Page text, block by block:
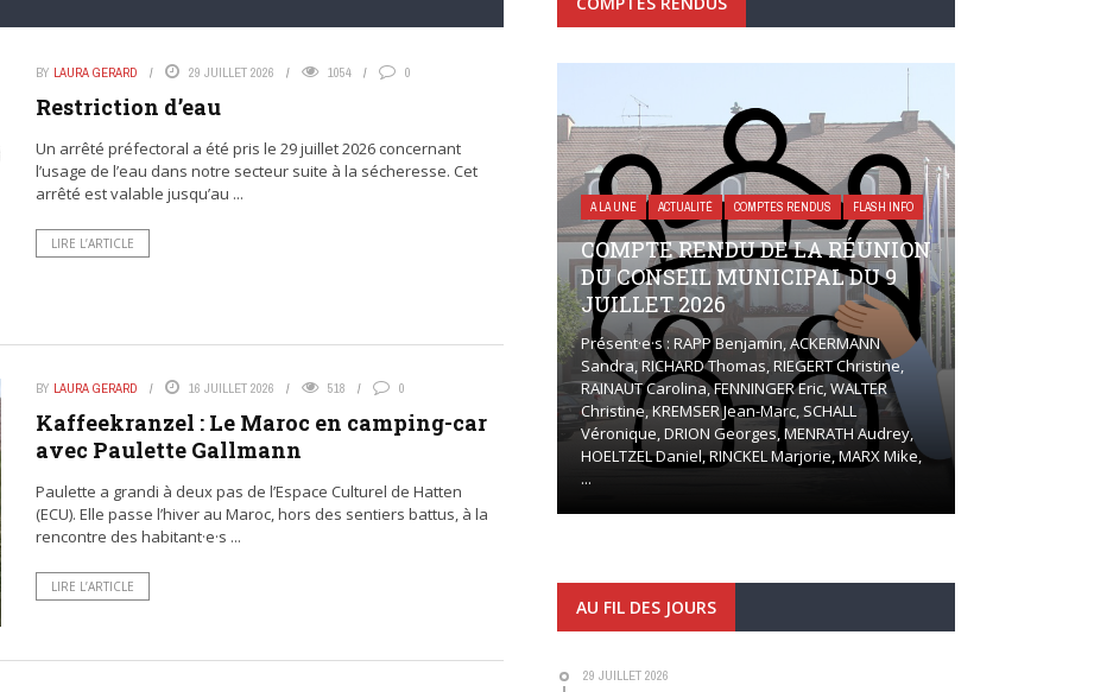
BY LAURA GERARD 29 JUILLET 2026 1054 0
Restriction d’eau
Un arrêté préfectoral a été pris le 29 juillet 2026 concernant
l’usage de l’eau dans notre secteur suite à la sécheresse. Cet
arrêté est valable jusqu’au ...
LIRE L’ARTICLE
BY LAURA GERARD 16 JUILLET 2026 518 0
Kaffeekranzel : Le Maroc en camping-car
avec Paulette Gallmann
Paulette a grandi à deux pas de l’Espace Culturel de Hatten
(ECU). Elle passe l’hiver au Maroc, hors des sentiers battus, à la
rencontre des habitant·e·s ...
LIRE L’ARTICLE
A LA UNE ACTUALITÉ COMPTES RENDUS FLASH INFO
COMPTE RENDU DE LA RÉUNION
DU CONSEIL MUNICIPAL DU 9
JUILLET 2026
Présent·e·s : RAPP Benjamin, ACKERMANN
Sandra, RICHARD Thomas, RIEGERT Christine,
RAINAUT Carolina, FENNINGER Eric, WALTER
Christine, KREMSER Jean-Marc, SCHALL
Véronique, DRION Georges, MENRATH Audrey,
HOELTZEL Daniel, RINCKEL Marjorie, MARX Mike,
...
AU FIL DES JOURS
29 JUILLET 2026